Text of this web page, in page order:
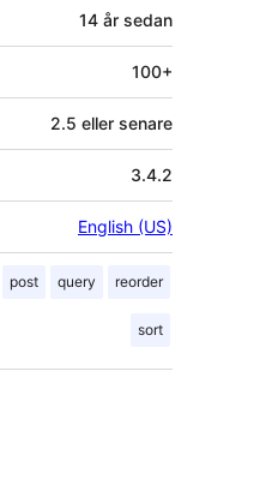
14 år sedan
100+
2.5 eller senare
3.4.2
English (US)
post query reorder
sort